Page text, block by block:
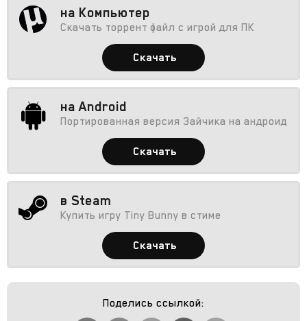
на Компьютер
Скачать торрент файл с игрой для ПК
Скачать
на Android
Портированная версия Зайчика на андроид
Скачать
в Steam
Купить игру Tiny Bunny в стиме
Скачать
Поделись ссылкой: